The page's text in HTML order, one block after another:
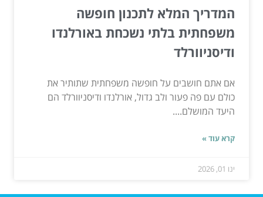
המדריך המלא לתכנון חופשה
משפחתית בלתי נשכחת באורלנדו
ודיסניוורלד
אם אתם חושבים על חופשה משפחתית שתותיר את
כולם עם פה פעור ולב גדול, אורלנדו ודיסניוורלד הם
היעד המושלם....
קרא עוד »
ינו 01, 2026